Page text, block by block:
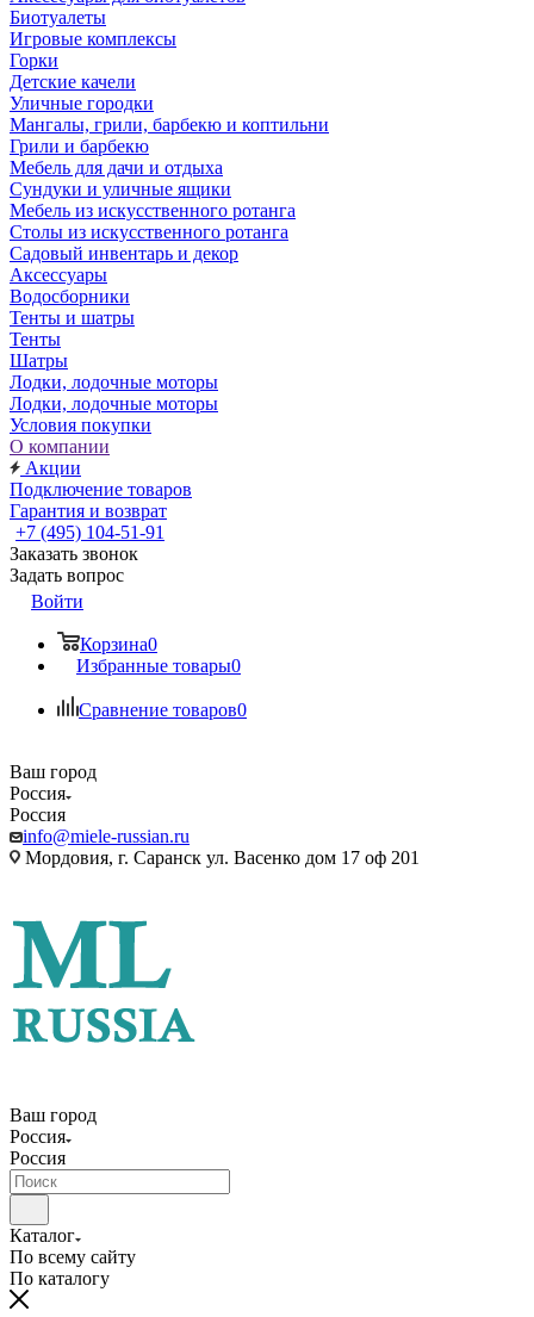
Биотуалеты
Игровые комплексы
Горки
Детские качели
Уличные городки
Мангалы, грили, барбекю и коптильни
Грили и барбекю
Мебель для дачи и отдыха
Сундуки и уличные ящики
Мебель из искусственного ротанга
Столы из искусственного ротанга
Садовый инвентарь и декор
Аксессуары
Водосборники
Тенты и шатры
Тенты
Шатры
Лодки, лодочные моторы
Лодки, лодочные моторы
Условия покупки
О компании
Акции
Подключение товаров
Гарантия и возврат
+7 (495) 104-51-91
Заказать звонок
Задать вопрос
Войти
Корзина0
Избранные товары0
Сравнение товаров0
Ваш город
Россия
Россия
info@miele-russian.ru
Мордовия, г. Саранск ул. Васенко дом 17 оф 201
Ваш город
Россия
Россия
Каталог
По всему сайту
По каталогу